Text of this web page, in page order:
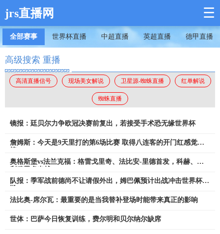
jrs直播网 ☰
全部赛事 世界杯直播 中超直播 英超直播 德甲直播
高级搜索 重播
高清直播信号 现场美女解说 卫星源-蜘蛛直播 红单解说
蜘蛛直播
镜报：廷贝尔力争欧冠决赛前复出，若接受手术恐无缘世界杯
詹姆斯：今天是9天里打的第6场比赛 取得八连客的开门红感觉很
奥格斯堡vs法兰克福：格雷戈里奇、法比安-里德首发，科赫、卡
队报：季军战前德尚不让请假外出，姆巴佩预计出战冲击世界杯金
法比奥-席尔瓦：最重要的是当我替补登场时能带来真正的影响
世体：巴萨今日恢复训练，费尔明和贝尔纳尔缺席